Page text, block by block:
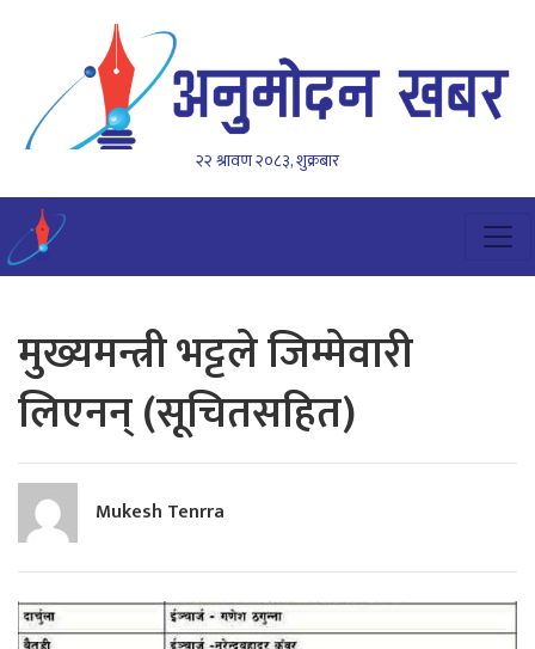
२२ श्रावण २०८३, शुक्रबार
मुख्यमन्त्री भट्टले जिम्मेवारी
लिएनन् (सूचितसहित)
Mukesh Tenrra